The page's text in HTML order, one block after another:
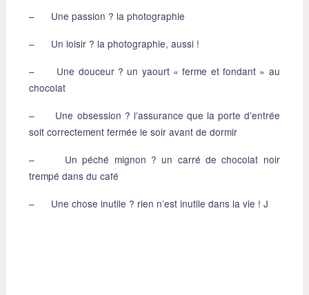
– Une passion ? la photographie
– Un loisir ? la photographie, aussi !
– Une douceur ? un yaourt « ferme et fondant » au
chocolat
– Une obsession ? l’assurance que la porte d’entrée
soit correctement fermée le soir avant de dormir
– Un péché mignon ? un carré de chocolat noir
trempé dans du café
– Une chose inutile ? rien n’est inutile dans la vie ! J